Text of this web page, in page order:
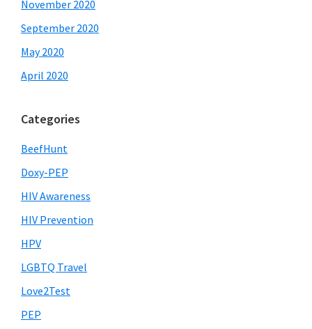
November 2020
September 2020
May 2020
April 2020
Categories
BeefHunt
Doxy-PEP
HIV Awareness
HIV Prevention
HPV
LGBTQ Travel
Love2Test
PEP